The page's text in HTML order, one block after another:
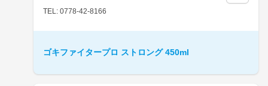
TEL: 0778-42-8166
ゴキファイタープロ ストロング 450ml